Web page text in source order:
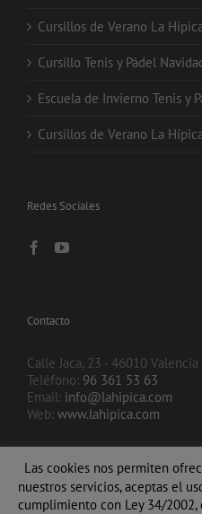
Cursillos de Verano La
Cursillo Tenis y Pádel
Escuela de Invierno Tenis y
Cursillos de Verano La
Redes Sociales
Contacto
Calle Jaca, 23 - 46010 Valencia
Teléfono: 96 361 53 63
Email: info@lahipica.com
Web: www.lahipica.com
Las cookies nos permiten
nuestros servicios, aceptas el
cumplimiento con Ley 34/